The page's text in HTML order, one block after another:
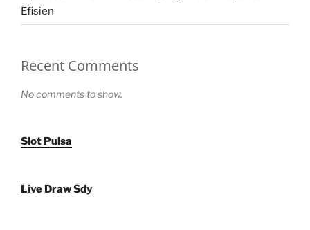
Efisien
Recent Comments
No comments to show.
Slot Pulsa
Live Draw Sdy